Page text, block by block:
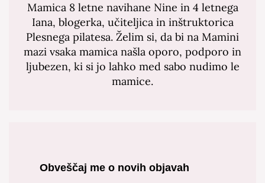
Mamica 8 letne navihane Nine in 4 letnega
Iana, blogerka, učiteljica in inštruktorica
Plesnega pilatesa. Želim si, da bi na Mamini
mazi vsaka mamica našla oporo, podporo in
ljubezen, ki si jo lahko med sabo nudimo le
mamice.
Obveščaj me o novih objavah